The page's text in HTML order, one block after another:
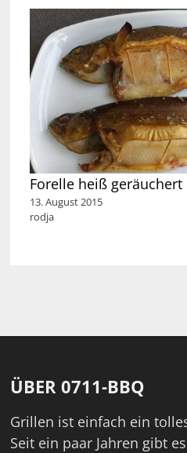
Forelle heiß geräuchert
13. August 2015
rodja
ÜBER 0711-BBQ
Grillen ist einfach ein
Seit ein paar Jahren gibt